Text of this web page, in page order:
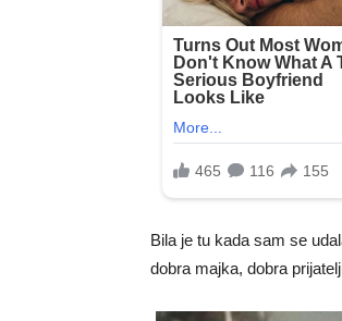
Bila je tu kada sam se
dobra majka, dobra